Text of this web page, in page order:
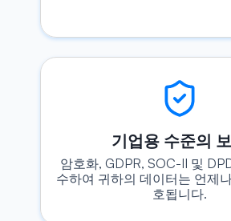
기업용 수준의
암호화, GDPR, SOC-II 및
수하여 귀하의 데이터는 언제
호됩니다.